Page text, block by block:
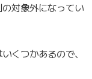
対象外になってい
くつかあるので、